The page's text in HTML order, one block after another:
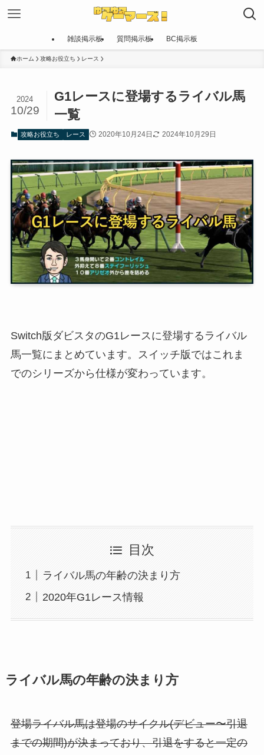
雑談掲示板 質問掲示板 BC掲示板
ホーム 攻略お役立ち レース
G1レースに登場するライバル馬
一覧
2024
10/29
攻略お役立ち レース 2020年10月24日 2024年10月29日
Switch版ダビスタのG1レースに登場するライバル
馬一覧にまとめています。スイッチ版ではこれま
でのシリーズから仕様が変わっています。
目次
ライバル馬の年齢の決まり方
2020年G1レース情報
ライバル馬の年齢の決まり方
登場ライバル馬は登場のサイクル(デビュー〜引退
までの期間)が決まっており、引退をすると一定の